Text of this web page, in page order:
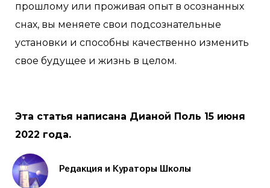
прошлому или проживая опыт в осознанных
снах, вы меняете свои подсознательные
установки и способны качественно изменить
свое будущее и жизнь в целом.
Эта статья написана Дианой Поль 15 июня
2022 года.
Редакция и Кураторы Школы